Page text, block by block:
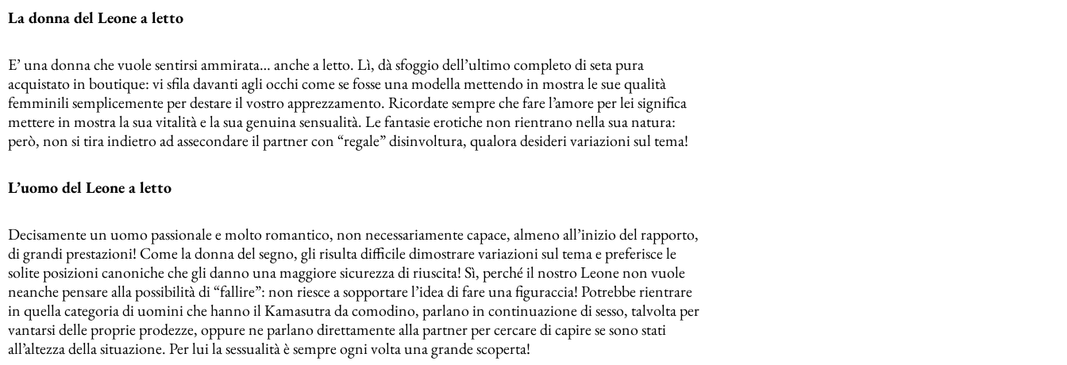
La donna del Leone a letto
E’ una donna che vuole sentirsi ammirata… anche a letto. Lì, dà sfoggio dell’ultimo completo di seta pura
acquistato in boutique: vi sfila davanti agli occhi come se fosse una modella mettendo in mostra le sue qualità
femminili semplicemente per destare il vostro apprezzamento. Ricordate sempre che fare l’amore per lei significa
mettere in mostra la sua vitalità e la sua genuina sensualità. Le fantasie erotiche non rientrano nella sua natura:
però, non si tira indietro ad assecondare il partner con “regale” disinvoltura, qualora desideri variazioni sul tema!
L’uomo del Leone a letto
Decisamente un uomo passionale e molto romantico, non necessariamente capace, almeno all’inizio del rapporto,
di grandi prestazioni! Come la donna del segno, gli risulta difficile dimostrare variazioni sul tema e preferisce le
solite posizioni canoniche che gli danno una maggiore sicurezza di riuscita! Sì, perché il nostro Leone non vuole
neanche pensare alla possibilità di “fallire”: non riesce a sopportare l’idea di fare una figuraccia! Potrebbe rientrare
in quella categoria di uomini che hanno il Kamasutra da comodino, parlano in continuazione di sesso, talvolta per
vantarsi delle proprie prodezze, oppure ne parlano direttamente alla partner per cercare di capire se sono stati
all’altezza della situazione. Per lui la sessualità è sempre ogni volta una grande scoperta!